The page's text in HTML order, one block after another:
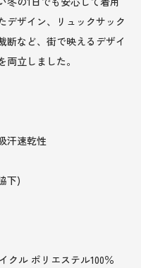
デザイン、リュックサック
断など、街で映えるデザイ
立しました。
汗速乾性
下)
クル ポリエステル100％